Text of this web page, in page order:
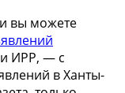
вы можете
ИРР, — с
в Ханты-